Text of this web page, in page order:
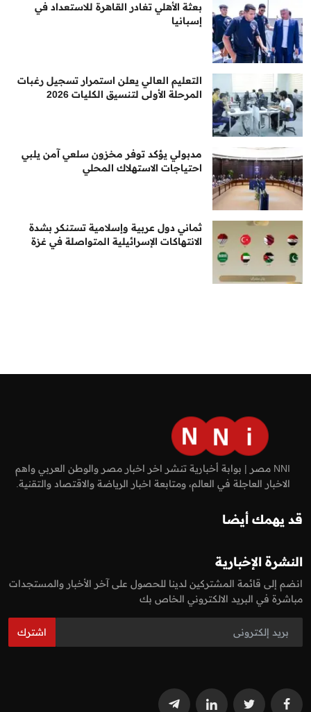
بعثة الأهلي تغادر القاهرة للاستعداد في
إسبانيا
التعليم العالي يعلن استمرار تسجيل رغبات
المرحلة الأولى لتنسيق الكليات 2026
مدبولي يؤكد توفر مخزون سلعي آمن يلبي
احتياجات الاستهلاك المحلي
ثماني دول عربية وإسلامية تستنكر بشدة
الانتهاكات الإسرائيلية المتواصلة في غزة
NNI مصر | بوابة أخبارية تنشر اخر اخبار مصر والوطن العربي واهم
الاخبار العاجلة في العالم، ومتابعة اخبار الرياضة والاقتصاد والتقنية.
قد يهمك أيضا
النشرة الإخبارية
انضم إلى قائمة المشتركين لدينا للحصول على آخر الأخبار والمستجدات
مباشرة في البريد الالكتروني الخاص بك
اشترك